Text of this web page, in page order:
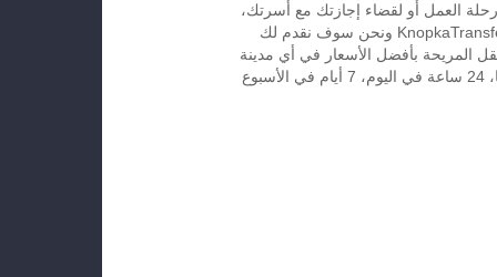
رحلة العمل أو لقضاء إجازتك مع أسرتك،
إتصل بـKnopkaTransfer ونحن سوف نقدم لك
المريحة بأفضل الأسعار في أي مدينة